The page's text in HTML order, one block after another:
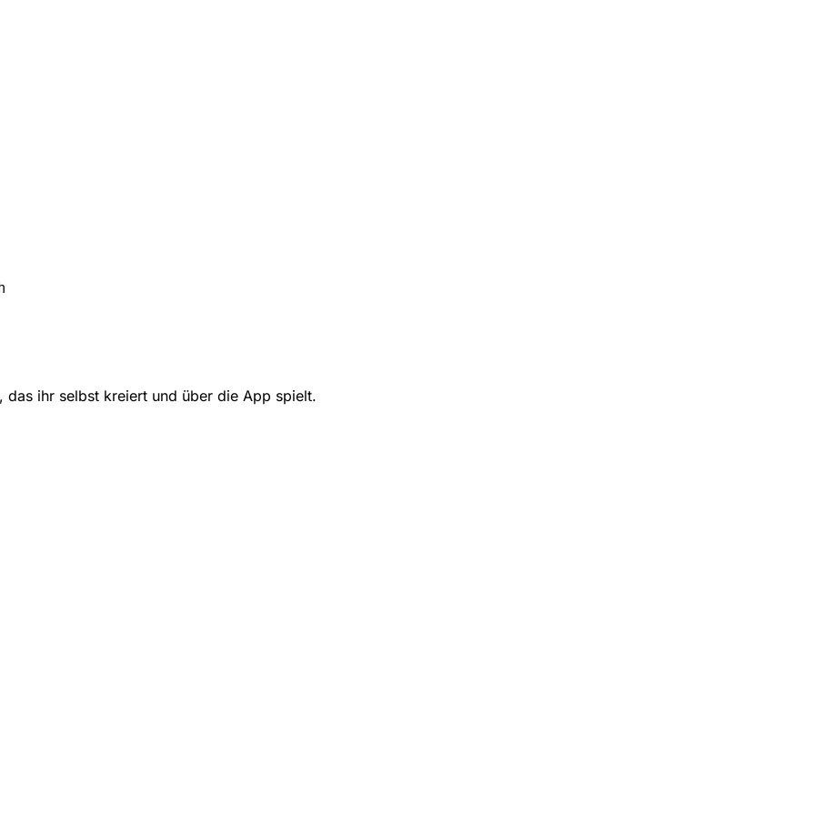
das ihr selbst kreiert und über die App spielt.